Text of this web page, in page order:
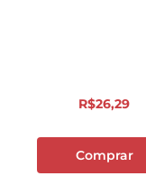
R$26,29
Comprar